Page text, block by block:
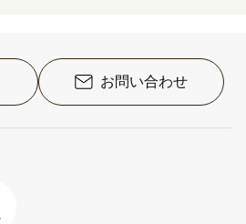
お問い合わせ